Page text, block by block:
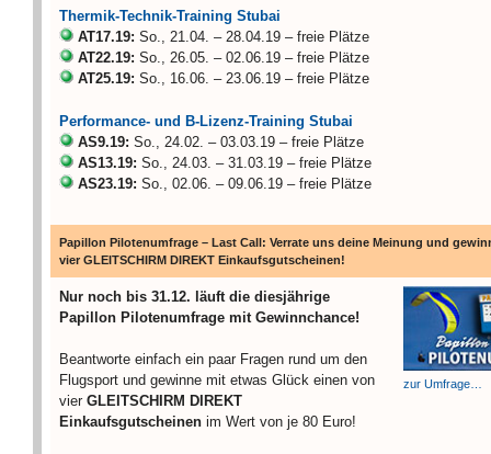
Thermik-Technik-Training Stubai
AT17.19: So., 21.04. – 28.04.19 – freie Plätze
AT22.19: So., 26.05. – 02.06.19 – freie Plätze
AT25.19: So., 16.06. – 23.06.19 – freie Plätze
Performance- und B-Lizenz-Training Stubai
AS9.19: So., 24.02. – 03.03.19 – freie Plätze
AS13.19: So., 24.03. – 31.03.19 – freie Plätze
AS23.19: So., 02.06. – 09.06.19 – freie Plätze
Papillon Pilotenumfrage – Last Call: Verrate uns deine Meinung und
vier GLEITSCHIRM DIREKT Einkaufsgutscheinen!
Nur noch bis 31.12. läuft die diesjährige
Papillon Pilotenumfrage mit Gewinnchance!
Beantworte einfach ein paar Fragen rund um den
Flugsport und gewinne mit etwas Glück einen von
vier GLEITSCHIRM DIREKT
Einkaufsgutscheinen im Wert von je 80 Euro!
zur Umfrage…